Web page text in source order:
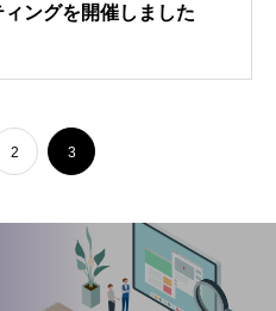
ングを開催しました
2 3